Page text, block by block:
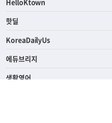
ASK미국
HelloKtown
핫딜
KoreaDailyUs
에듀브리지